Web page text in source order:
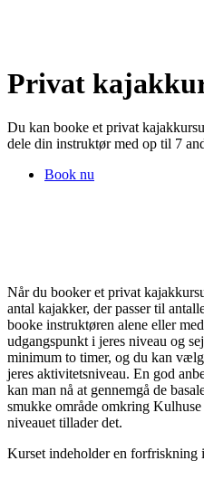
Privat
Du kan booke et privat
dele din instruktør med op til 7
Book nu
Når du booker et privat
antal kajakker, der passer til
booke instruktøren alene eller
udgangspunkt i jeres niveau og
minimum to timer, og du kan
jeres aktivitetsniveau. En god
kan man nå at gennemgå de
smukke område omkring
niveauet tillader det.
Kurset indeholder en forfriskning